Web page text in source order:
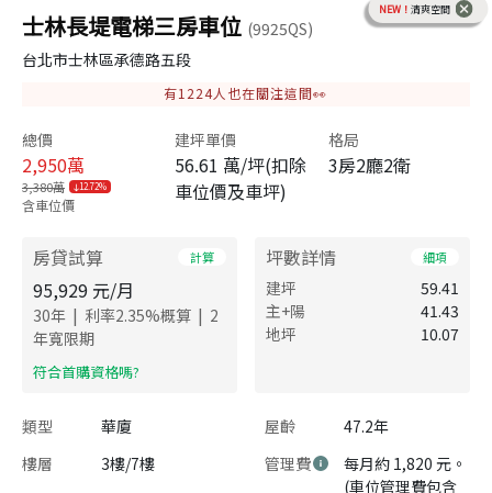
NEW！ 清爽空間
士林長堤電梯三房車位 (9925QS)
台北市士林區承德路五段
有1224人也在關注這間👀
總價
2,950萬
3,380萬 12.72%
含車位價
建坪單價
56.61 萬/坪(扣除
車位價及車坪)
格局
3房2廳2衛
房貸試算 計算
95,929 元/月
30年 | 利率2.35%概算 | 2
年寬限期
​符合首購資格嗎?
坪數詳情 細項
建坪
59.41
主+陽
41.43
地坪
10.07
類型 華廈 屋齡
47.2年
樓層
3樓/7樓 管理費
每月約 1,820 元。
(車位管理費包含